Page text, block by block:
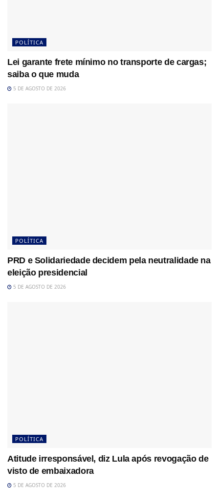
POLÍTICA
Lei garante frete mínimo no transporte de cargas;
saiba o que muda
5 DE AGOSTO DE 2026
POLÍTICA
PRD e Solidariedade decidem pela neutralidade na
eleição presidencial
5 DE AGOSTO DE 2026
POLÍTICA
Atitude irresponsável, diz Lula após revogação de
visto de embaixadora
5 DE AGOSTO DE 2026